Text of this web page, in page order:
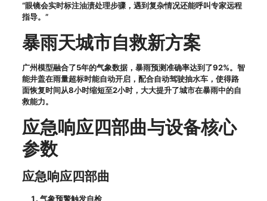
“眼镜会实时标注油渍处理步骤，遇到复杂情况还能呼叫专家远程
指导。”
暴雨天城市自救新方案
广州模型融合了5年的气象数据，暴雨预测准确率达到了92%。智
能井盖在雨量超标时能自动开启，配合自动驾驶抽水车，使得路
面恢复时间从8小时缩短至2小时，大大提升了城市在暴雨中的自
救能力。
应急响应四部曲与设备核心
参数
应急响应四部曲
气象预警触发自检